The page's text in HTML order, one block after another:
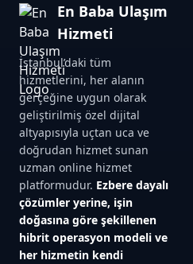
En Baba Ulaşım
Hizmeti
İstanbul’daki tüm
hizmetlerini, her alanın
gerçeğine uygun olarak
geliştirilmiş özel dijital
altyapısıyla uçtan uca ve
doğrudan hizmet sunan
uzman online hizmet
platformudur. Ezbere dayalı
çözümler yerine, işin
doğasına göre şekillenen
hibrit operasyon modeli ve
her hizmetin kendi